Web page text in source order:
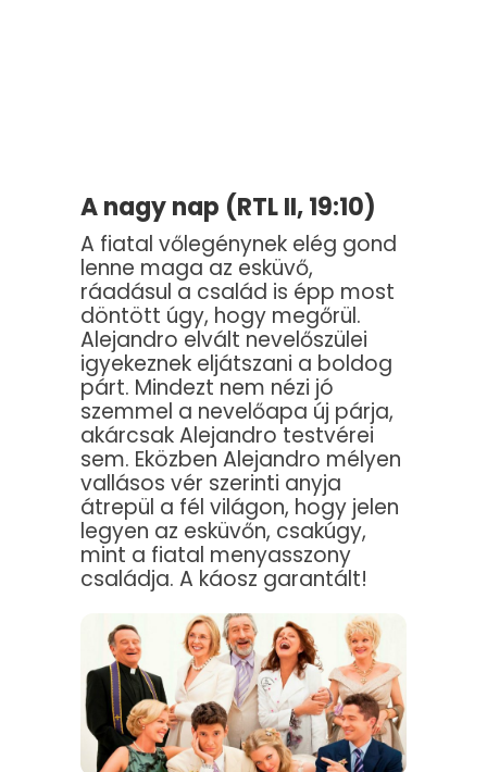
A nagy nap (RTL II, 19:10)
A fiatal vőlegénynek elég gond
lenne maga az esküvő,
ráadásul a család is épp most
döntött úgy, hogy megőrül.
Alejandro elvált nevelőszülei
igyekeznek eljátszani a boldog
párt. Mindezt nem nézi jó
szemmel a nevelőapa új párja,
akárcsak Alejandro testvérei
sem. Eközben Alejandro mélyen
vallásos vér szerinti anyja
átrepül a fél világon, hogy jelen
legyen az esküvőn, csakúgy,
mint a fiatal menyasszony
családja. A káosz garantált!